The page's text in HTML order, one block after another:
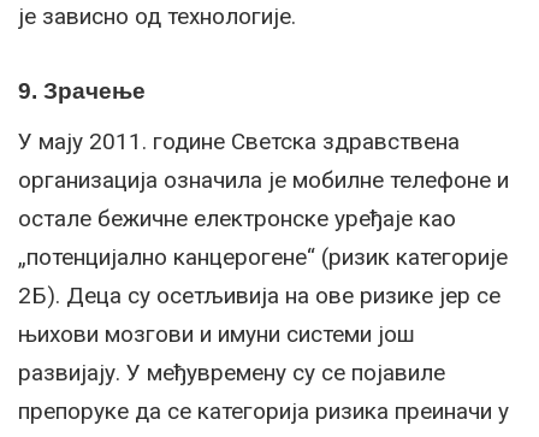
је зависно од технологије.
9. Зрачење
У мају 2011. године Светска здравствена
организација означила је мобилне телефоне и
остале бежичне електронске уређаје као
„потенцијално канцерогене“ (ризик категорије
2Б). Деца су осетљивија на ове ризике јер се
њихови мозгови и имуни системи још
развијају. У међувремену су се појавиле
препоруке да се категорија ризика преиначи у